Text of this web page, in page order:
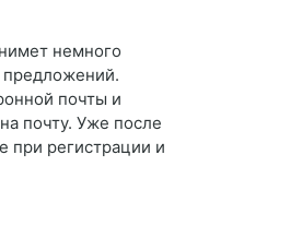
немного
предложений.
почты и
почту. Уже после
при регистрации и